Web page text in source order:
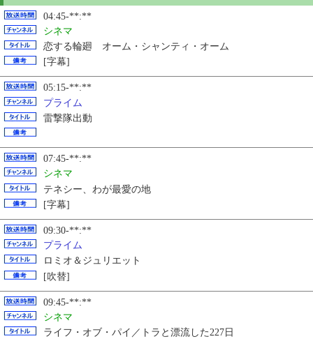
04:45-**:**
シネマ
恋する輪廻 オーム・シャンティ・オーム
[字幕]
05:15-**:**
プライム
雷撃隊出動
07:45-**:**
シネマ
テネシー、わが最愛の地
[字幕]
09:30-**:**
プライム
ロミオ＆ジュリエット
[吹替]
09:45-**:**
シネマ
ライフ・オブ・パイ／トラと漂流した227日